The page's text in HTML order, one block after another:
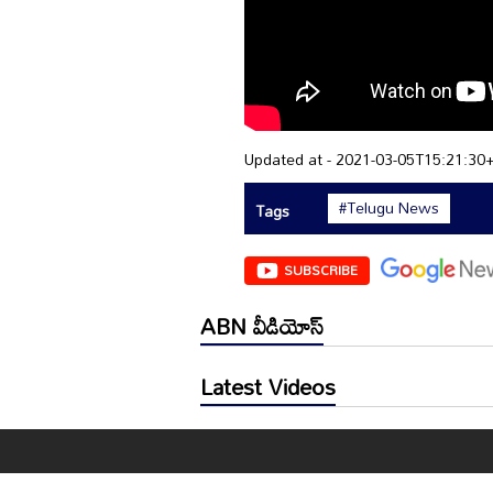
Updated at - 2021-03-
Tags
#Telugu News
SUBSCRIBE
ABN వీడియోస్
Latest Videos